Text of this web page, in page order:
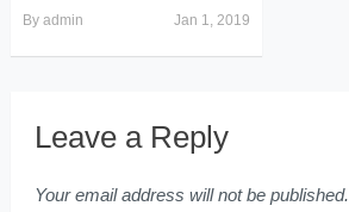
By admin Jan 1, 2019
Leave a Reply
Your email address will not be published.